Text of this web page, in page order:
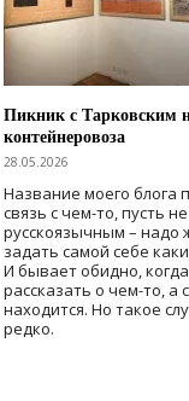
Пикник с Тарковским
контейнеровоза
28.05.2026
Название моего блога
связь с чем-то, пусть
русскоязычным – надо
задать самой себе
И бывает обидно,
рассказать о чем-то, а
находится. Но такое
редко.